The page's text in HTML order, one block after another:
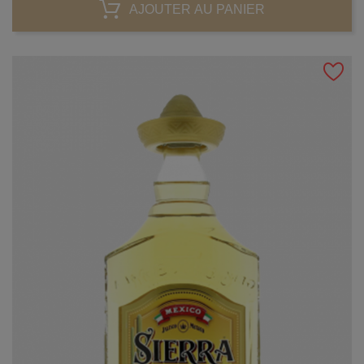
AJOUTER AU PANIER